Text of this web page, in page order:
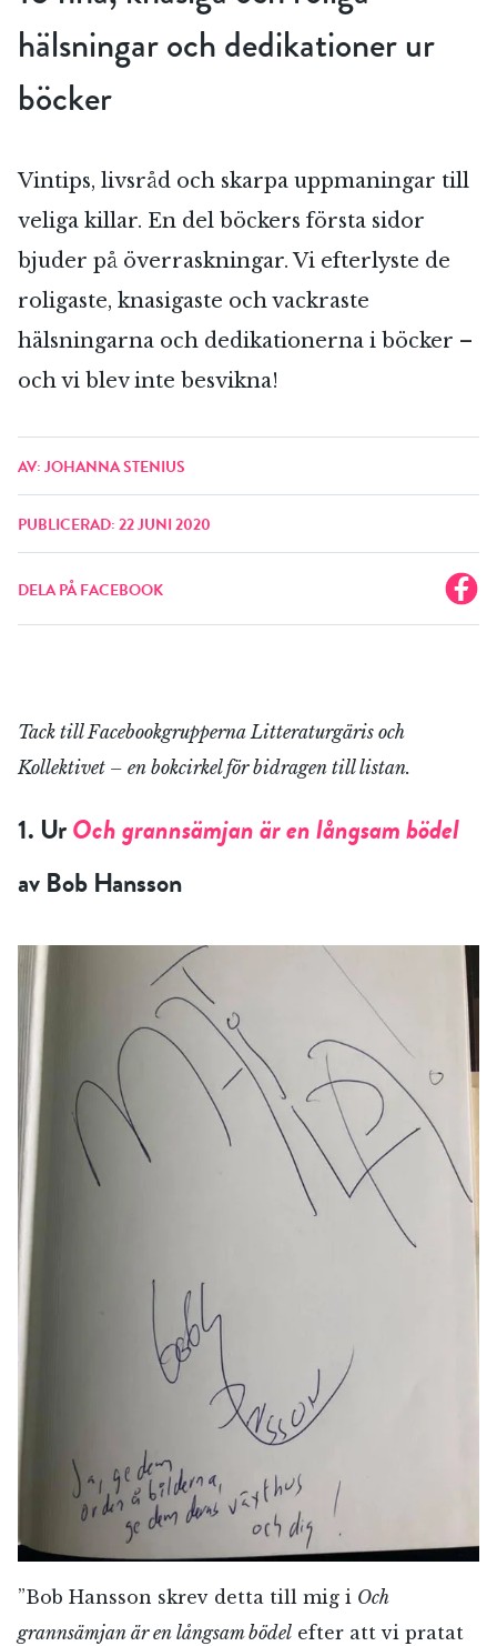
hälsningar och dedikationer ur
böcker
Vintips, livsråd och skarpa uppmaningar till
veliga killar. En del böckers första sidor
bjuder på överraskningar. Vi efterlyste de
roligaste, knasigaste och vackraste
hälsningarna och dedikationerna i böcker –
och vi blev inte besvikna!
AV: JOHANNA STENIUS
PUBLICERAD: 22 JUNI 2020
DELA PÅ FACEBOOK
Tack till Facebookgrupperna Litteraturgäris och
Kollektivet – en bokcirkel för bidragen till listan.
1. UrOch grannsämjan är en långsam bödel
av Bob Hansson
”Bob Hansson skrev detta till mig i Och
grannsämjan är en långsam bödel efter att vi pratat